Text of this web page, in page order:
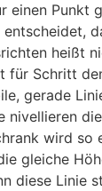
einen Punkt
heißt
für Schritt
gerade
nivellieren
wird so
gleiche
diese Linie